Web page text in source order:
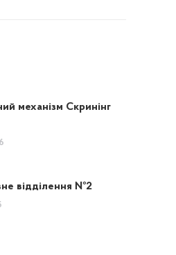
механізм Скринінг
відділення №2